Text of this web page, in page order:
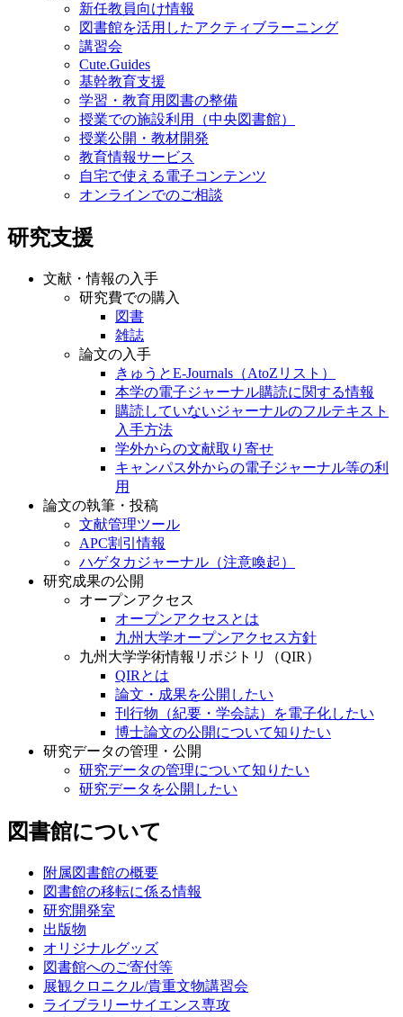
新任教員向け情報
図書館を活用したアクティブラーニング
講習会
Cute.Guides
基幹教育支援
学習・教育用図書の整備
授業での施設利用（中央図書館）
授業公開・教材開発
教育情報サービス
自宅で使える電子コンテンツ
オンラインでのご相談
研究支援
文献・情報の入手
研究費での購入
図書
雑誌
論文の入手
きゅうとE-Journals（AtoZリスト）
本学の電子ジャーナル購読に関する情報
購読していないジャーナルのフルテキスト
入手方法
学外からの文献取り寄せ
キャンパス外からの電子ジャーナル等の利
用
論文の執筆・投稿
文献管理ツール
APC割引情報
ハゲタカジャーナル（注意喚起）
研究成果の公開
オープンアクセス
オープンアクセスとは
九州大学オープンアクセス方針
九州大学学術情報リポジトリ（QIR）
QIRとは
論文・成果を公開したい
刊行物（紀要・学会誌）を電子化したい
博士論文の公開について知りたい
研究データの管理・公開
研究データの管理について知りたい
研究データを公開したい
図書館について
附属図書館の概要
図書館の移転に係る情報
研究開発室
出版物
オリジナルグッズ
図書館へのご寄付等
展観クロニクル/貴重文物講習会
ライブラリーサイエンス専攻